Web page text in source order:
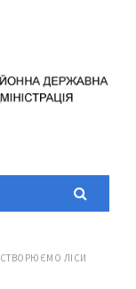
СТВОРЮЄМО ЛІСИ